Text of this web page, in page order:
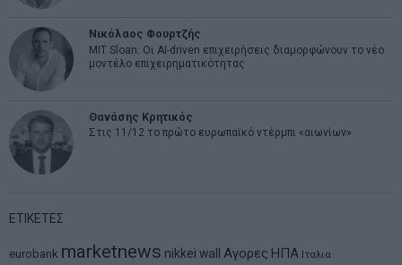
Νικόλαος Φουρτζής
MIT Sloan: Οι AI-driven επιχειρήσεις διαμορφώνουν το νέο
μοντέλο επιχειρηματικότητας
Θανάσης Κρητικός
Στις 11/12 το πρώτο ευρωπαϊκό ντέρμπι «αιωνίων»
ΕΤΙΚΕΤΕΣ
eurobank marketnews nikkei wall Αγορες ΗΠΑ Ιταλια